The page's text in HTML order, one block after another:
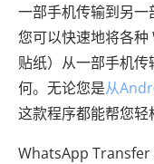
一部手机传输到另一
您可以快速地将各
贴纸）从一部手机
何。无论您是从
这款程序都能帮您轻
WhatsApp Transfer